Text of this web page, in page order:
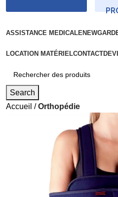
ASSISTANCE MEDICALENEW
LOCATION MATÉRIELCONTACT
Search
Accueil
Orthopédie